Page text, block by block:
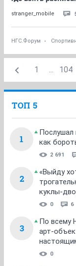
stranger_mobile
НГС.Форум
1 ... 104
ТОП 5
1
Послушал
как
2 691
2
«Выйду
куклы-
0 6
3
По всему
арт-
0